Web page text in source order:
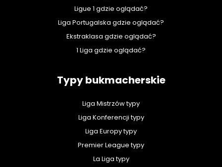
Ligue 1 gdzie oglądać?
Liga Portugalska gdzie oglądać?
Ekstraklasa gdzie oglądać?
1 Liga gdzie oglądać?
Typy bukmacherskie
Liga Mistrzów typy
Liga Konferencji typy
Liga Europy typy
Premier League typy
La Liga typy